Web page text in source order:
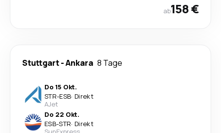
ab158 €
Stuttgart-Ankara 8 Tage
Do 15 Okt.
STR-ESB· Direkt
AJet
Do 22 Okt.
ESB-STR· Direkt